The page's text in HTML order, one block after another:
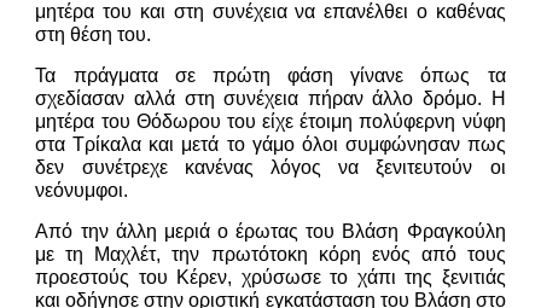
μητέρα του και στη συνέχεια να επανέλθει ο καθένας
στη θέση του.
Τα πράγματα σε πρώτη φάση γίνανε όπως τα
σχεδίασαν αλλά στη συνέχεια πήραν άλλο δρόμο. Η
μητέρα του Θόδωρου του είχε έτοιμη πολύφερνη νύφη
στα Τρίκαλα και μετά το γάμο όλοι συμφώνησαν πως
δεν συνέτρεχε κανένας λόγος να ξενιτευτούν οι
νεόνυμφοι.
Από την άλλη μεριά ο έρωτας του Βλάση Φραγκούλη
με τη Μαχλέτ, την πρωτότοκη κόρη ενός από τους
προεστούς του Κέρεν, χρύσωσε το χάπι της ξενιτιάς
και οδήγησε στην οριστική εγκατάσταση του Βλάση στο